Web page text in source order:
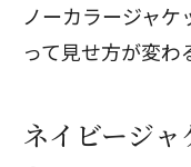
ノーカラージャケ
って見せ方が変わ
ネイビージャ